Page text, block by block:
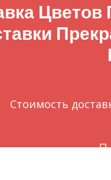
Стоимость